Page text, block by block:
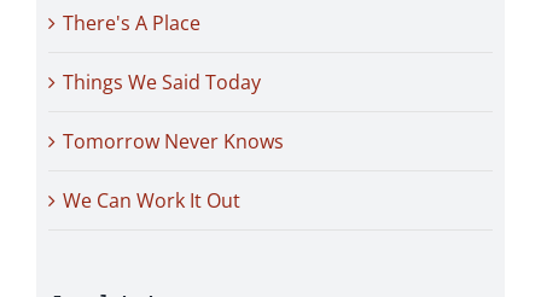
There's A Place
Things We Said Today
Tomorrow Never Knows
We Can Work It Out